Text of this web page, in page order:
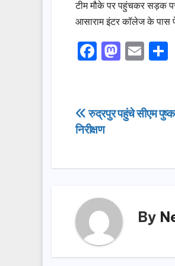
टीम मौके पर पहुंचकर सड़क पर
आसाराम इंटर कॉलेज के पास
F
e
b
o
M
o
d
n
E
Post
navigation
रुद्रपुर पहुंचे सीएम
निरीक्षण
By